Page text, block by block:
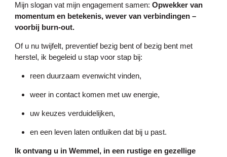
Mijn slogan vat mijn engagement samen: Opwekker van
momentum en betekenis, wever van verbindingen –
voorbij burn-out.
Of u nu twijfelt, preventief bezig bent of bezig bent met
herstel, ik begeleid u stap voor stap bij:
reen duurzaam evenwicht vinden,
weer in contact komen met uw energie,
uw keuzes verduidelijken,
en een leven laten ontluiken dat bij u past.
Ik ontvang u in Wemmel, in een rustige en gezellige